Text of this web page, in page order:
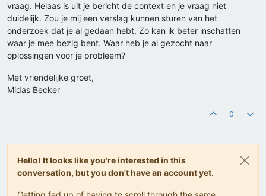
vraag. Helaas is uit je bericht de context en je vraag niet
duidelijk. Zou je mij een verslag kunnen sturen van het
onderzoek dat je al gedaan hebt. Zo kan ik beter inschatten
waar je mee bezig bent. Waar heb je al gezocht naar
oplossingen voor je probleem?
Met vriendelijke groet,
Midas Becker
0
Hello! It looks like you're interested in this
conversation, but you don't have an account yet.